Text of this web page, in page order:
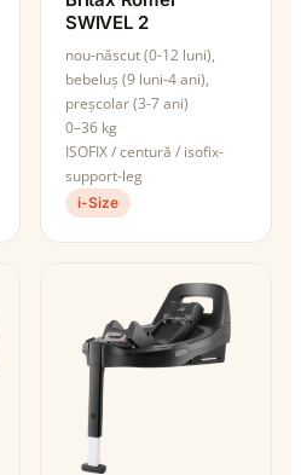
SWIVEL 2
nou-născut (0-12 luni),
bebeluș (9 luni-4 ani),
preșcolar (3-7 ani)
0–36 kg
ISOFIX / centură / isofix-
support-leg
i-Size